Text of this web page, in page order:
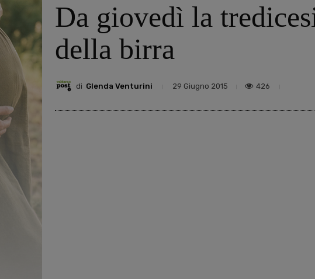
Da giovedì la
della birra
di Glenda Venturini 29 Giugno 2015 426